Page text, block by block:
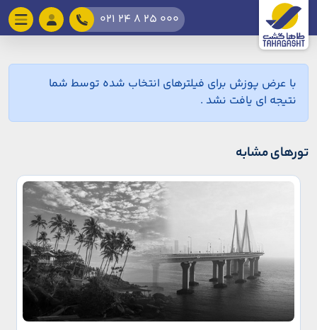
021 24 8 25 000
با عرض پوزش برای فیلترهای انتخاب شده توسط شما
نتیجه ای یافت نشد .
تورهای مشابه